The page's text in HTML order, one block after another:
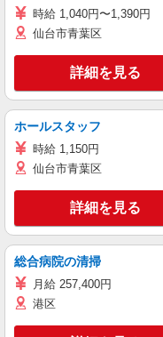
時給 1,040円〜1,390円
仙台市青葉区
詳細を見る
ホールスタッフ
時給 1,150円
仙台市青葉区
詳細を見る
総合病院の清掃
月給 257,400円
港区